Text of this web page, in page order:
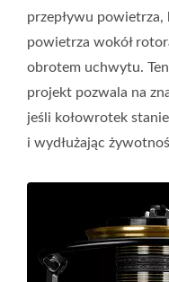
przepływu powietrza,
powietrza wokół
obrotem uchwytu.
projekt pozwala na
jeśli kołowrotek
i wydłużając